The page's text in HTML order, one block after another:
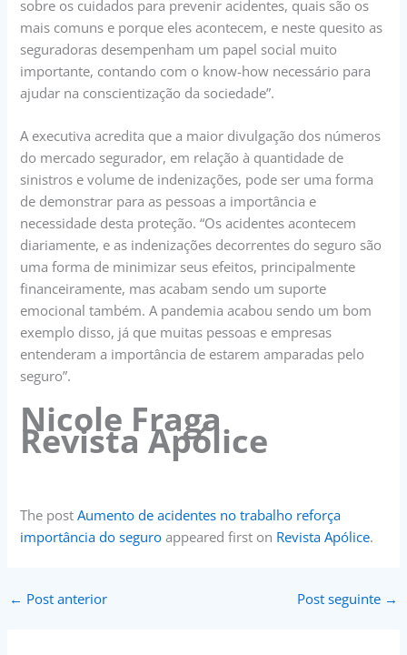
sobre os cuidados para prevenir acidentes, quais são os
mais comuns e porque eles acontecem, e neste quesito as
seguradoras desempenham um papel social muito
importante, contando com o know-how necessário para
ajudar na conscientização da sociedade”.
A executiva acredita que a maior divulgação dos números
do mercado segurador, em relação à quantidade de
sinistros e volume de indenizações, pode ser uma forma
de demonstrar para as pessoas a importância e
necessidade desta proteção. “Os acidentes acontecem
diariamente, e as indenizações decorrentes do seguro são
uma forma de minimizar seus efeitos, principalmente
financeiramente, mas acabam sendo um suporte
emocional também. A pandemia acabou sendo um bom
exemplo disso, já que muitas pessoas e empresas
entenderam a importância de estarem amparadas pelo
seguro”.
Nicole Fraga
Revista Apólice
The postAumento de acidentes no trabalho reforça
importância do seguro appeared first on Revista Apólice.
← Post anterior Post seguinte →